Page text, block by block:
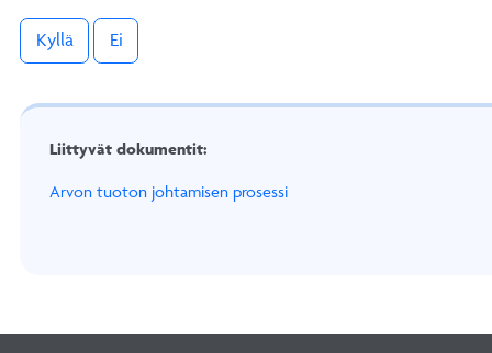
Kyllä Ei
Liittyvät dokumentit:
Arvon tuoton johtamisen prosessi